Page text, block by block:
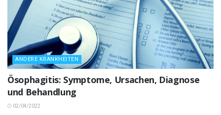
ANDERE KRANKHEITEN
Ösophagitis: Symptome, Ursachen, Diagnose
und Behandlung
02/04/2022